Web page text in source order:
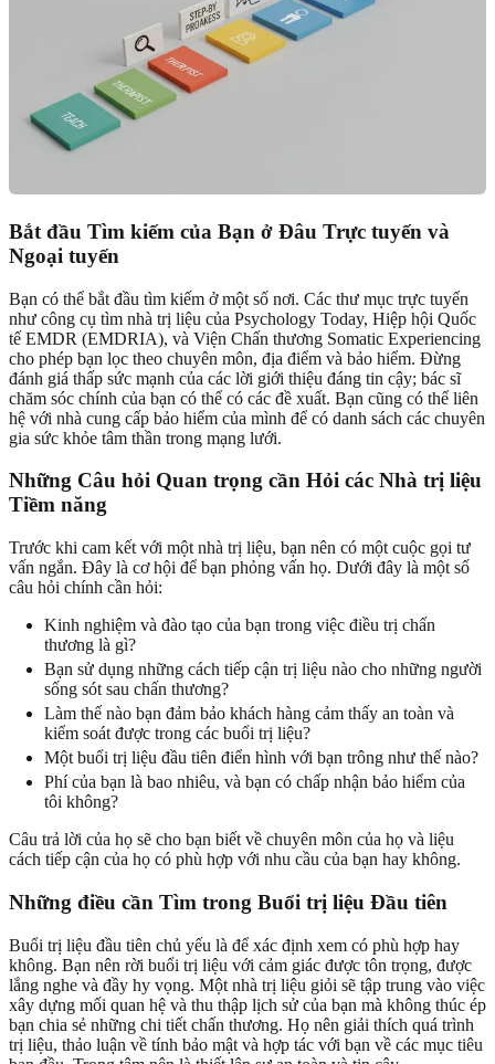
Bắt đầu Tìm kiếm của Bạn ở Đâu Trực tuyến và
Ngoại tuyến
Bạn có thể bắt đầu tìm kiếm ở một số nơi. Các thư mục trực tuyến
như công cụ tìm nhà trị liệu của Psychology Today, Hiệp hội Quốc
tế EMDR (EMDRIA), và Viện Chấn thương Somatic Experiencing
cho phép bạn lọc theo chuyên môn, địa điểm và bảo hiểm. Đừng
đánh giá thấp sức mạnh của các lời giới thiệu đáng tin cậy; bác sĩ
chăm sóc chính của bạn có thể có các đề xuất. Bạn cũng có thể liên
hệ với nhà cung cấp bảo hiểm của mình để có danh sách các chuyên
gia sức khỏe tâm thần trong mạng lưới.
Những Câu hỏi Quan trọng cần Hỏi các Nhà trị liệu
Tiềm năng
Trước khi cam kết với một nhà trị liệu, bạn nên có một cuộc gọi tư
vấn ngắn. Đây là cơ hội để bạn phỏng vấn họ. Dưới đây là một số
câu hỏi chính cần hỏi:
Kinh nghiệm và đào tạo của bạn trong việc điều trị chấn
thương là gì?
Bạn sử dụng những cách tiếp cận trị liệu nào cho những người
sống sót sau chấn thương?
Làm thế nào bạn đảm bảo khách hàng cảm thấy an toàn và
kiểm soát được trong các buổi trị liệu?
Một buổi trị liệu đầu tiên điển hình với bạn trông như thế nào?
Phí của bạn là bao nhiêu, và bạn có chấp nhận bảo hiểm của
tôi không?
Câu trả lời của họ sẽ cho bạn biết về chuyên môn của họ và liệu
cách tiếp cận của họ có phù hợp với nhu cầu của bạn hay không.
Những điều cần Tìm trong Buổi trị liệu Đầu tiên
Buổi trị liệu đầu tiên chủ yếu là để xác định xem có phù hợp hay
không. Bạn nên rời buổi trị liệu với cảm giác được tôn trọng, được
lắng nghe và đầy hy vọng. Một nhà trị liệu giỏi sẽ tập trung vào việc
xây dựng mối quan hệ và thu thập lịch sử của bạn mà không thúc ép
bạn chia sẻ những chi tiết chấn thương. Họ nên giải thích quá trình
trị liệu, thảo luận về tính bảo mật và hợp tác với bạn về các mục tiêu